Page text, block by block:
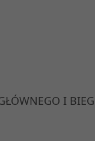
I